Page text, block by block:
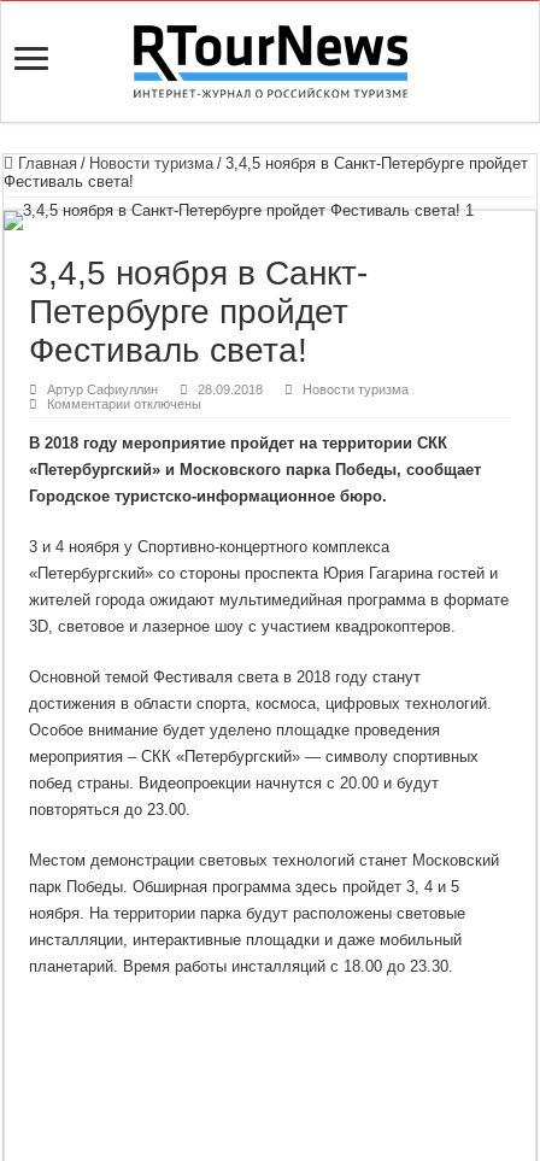
Главная / Новости туризма / 3,4,5 ноября в Санкт-Петербурге пройдет
Фестиваль света!
3,4,5 ноября в Санкт-
Петербурге пройдет
Фестиваль света!
Артур Сафиуллин 28.09.2018
Новости туризма
Комментариик
ноября
Санкт-
пройдет
отключены
В 2018 году мероприятие пройдет на территории СКК
«Петербургский» и Московского парка Победы, сообщает
Городское туристско-информационное бюро.
3 и 4 ноября у Спортивно-концертного комплекса
«Петербургский» со стороны проспекта Юрия Гагарина гостей и
жителей города ожидают мультимедийная программа в формате
3D, световое и лазерное шоу с участием квадрокоптеров.
Основной темой Фестиваля света в 2018 году станут
достижения в области спорта, космоса, цифровых технологий.
Особое внимание будет уделено площадке проведения
мероприятия – СКК «Петербургский» — символу спортивных
побед страны. Видеопроекции начнутся с 20.00 и будут
повторяться до 23.00.
Местом демонстрации световых технологий станет Московский
парк Победы. Обширная программа здесь пройдет 3, 4 и 5
ноября. На территории парка будут расположены световые
инсталляции, интерактивные площадки и даже мобильный
планетарий. Время работы инсталляций с 18.00 до 23.30.